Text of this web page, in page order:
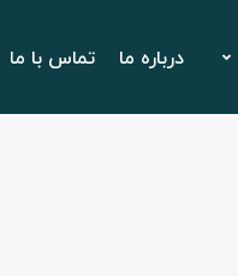
درباره ما تماس با ما